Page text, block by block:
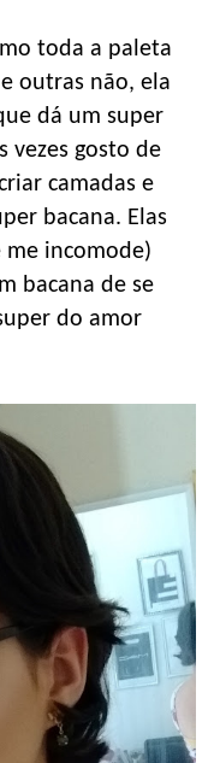
toda a paleta
outras não, ela
dá um super
vezes gosto de
camadas e
bacana. Elas
incomode)
bacana de se
do amor